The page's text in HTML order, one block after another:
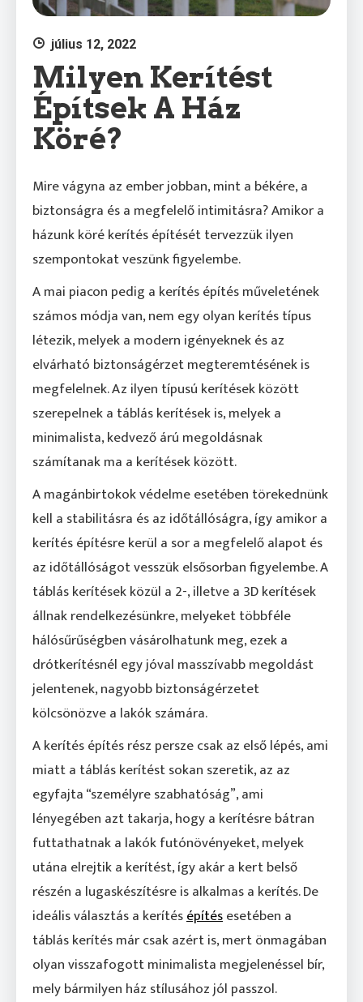
július 12, 2022
Milyen Kerítést
Építsek A Ház
Köré?
Mire vágyna az ember jobban, mint a békére, a
biztonságra és a megfelelő intimitásra? Amikor a
házunk köré kerítés építését tervezzük ilyen
szempontokat veszünk figyelembe.
A mai piacon pedig a kerítés építés műveletének
számos módja van, nem egy olyan kerítés típus
létezik, melyek a modern igényeknek és az
elvárható biztonságérzet megteremtésének is
megfelelnek. Az ilyen típusú kerítések között
szerepelnek a táblás kerítések is, melyek a
minimalista, kedvező árú megoldásnak
számítanak ma a kerítések között.
A magánbirtokok védelme esetében törekednünk
kell a stabilitásra és az időtállóságra, így amikor a
kerítés építésre kerül a sor a megfelelő alapot és
az időtállóságot vesszük elsősorban figyelembe. A
táblás kerítések közül a 2-, illetve a 3D kerítések
állnak rendelkezésünkre, melyeket többféle
hálósűrűségben vásárolhatunk meg, ezek a
drótkerítésnél egy jóval masszívabb megoldást
jelentenek, nagyobb biztonságérzetet
kölcsönözve a lakók számára.
A kerítés építés rész persze csak az első lépés, ami
miatt a táblás kerítést sokan szeretik, az az
egyfajta “személyre szabhatóság”, ami
lényegében azt takarja, hogy a kerítésre bátran
futtathatnak a lakók futónövényeket, melyek
utána elrejtik a kerítést, így akár a kert belső
részén a lugaskészítésre is alkalmas a kerítés. De
ideális választás a kerítésépítésesetében a
táblás kerítés már csak azért is, mert önmagában
olyan visszafogott minimalista megjelenéssel bír,
mely bármilyen ház stílusához jól passzol.